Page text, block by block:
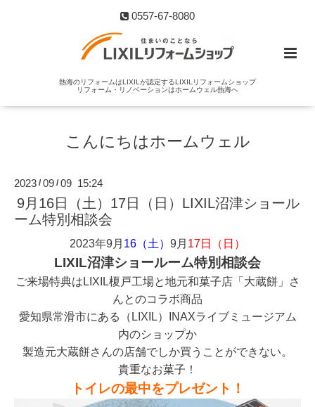
0557-67-8080
熱海のリフォームはLIXILが認定するLIXILリフォームショップ
リフォーム・リノベーションはホームウェル熱海へ
こんにちはホームウェル
2023 /09 /09 15:24
9月16日（土）17日（日）LIXIL沼津ショール
ーム特別相談会
2023年9月 16（土） 9月 17日（日）
LIXIL沼津ショールーム特別相談会
ご来場特典はLIXIL榎戸工場と地元和菓子店「大蔵餅」さ
んとのコラボ商品
愛知県常滑市にある（LIXIL）INAXライブミュージアム
内のショップか
製造元大蔵餅さんの店舗でしか買うことができない。
貴重なお菓子！
トイレの最中をプレゼント！